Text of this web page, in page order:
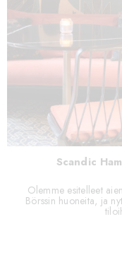
Scandic
Olemme esitelleet
Börssin huoneita, ja